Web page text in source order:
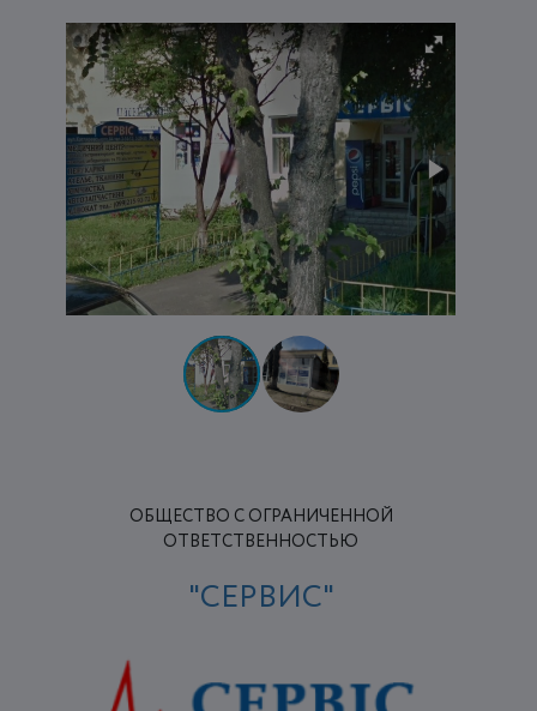
ОБЩЕСТВО С ОГРАНИЧЕННОЙ
ОТВЕТСТВЕННОСТЬЮ
"СЕРВИС"